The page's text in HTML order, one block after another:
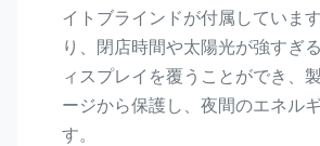
イトブラインドが付属していま
り、閉店時間や太陽光が強すぎ
ィスプレイを覆うことができ、
ージから保護し、夜間のエネル
す。